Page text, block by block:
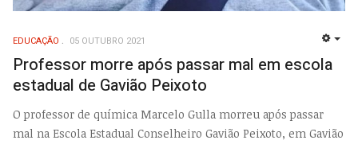
EDUCAÇÃO 05 OUTUBRO 2021
Professor morre após passar mal em escola
estadual de Gavião Peixoto
O professor de química Marcelo Gulla morreu após passar
mal na Escola Estadual Conselheiro Gavião Peixoto, em Gavião